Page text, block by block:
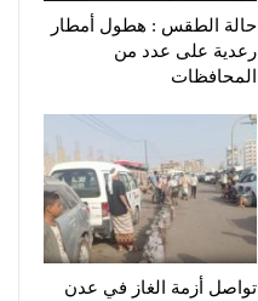
حالة الطقس : هطول أمطار
رعدية على عدد من
المحافظات
تواصل أزمة الغاز في عدن